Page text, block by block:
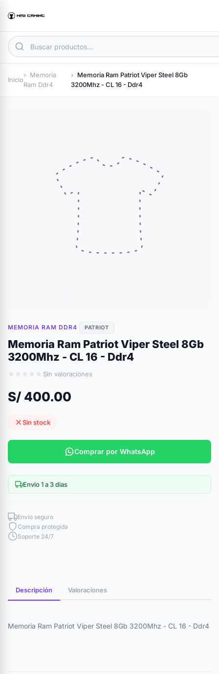
Inicio
Memoria
Ram Ddr4
Memoria Ram Patriot Viper Steel 8Gb
3200Mhz - CL 16 - Ddr4
MEMORIA RAM DDR4 PATRIOT
Memoria Ram Patriot Viper Steel 8Gb
3200Mhz - CL 16 - Ddr4
Sin valoraciones
S/ 400.00
Sin stock
Comprar por WhatsApp
Envio 1 a 3 dias
Envío seguro
Compra protegida
Soporte 24/7
Descripción Valoraciones
Memoria Ram Patriot Viper Steel 8Gb 3200Mhz - CL 16 - Ddr4